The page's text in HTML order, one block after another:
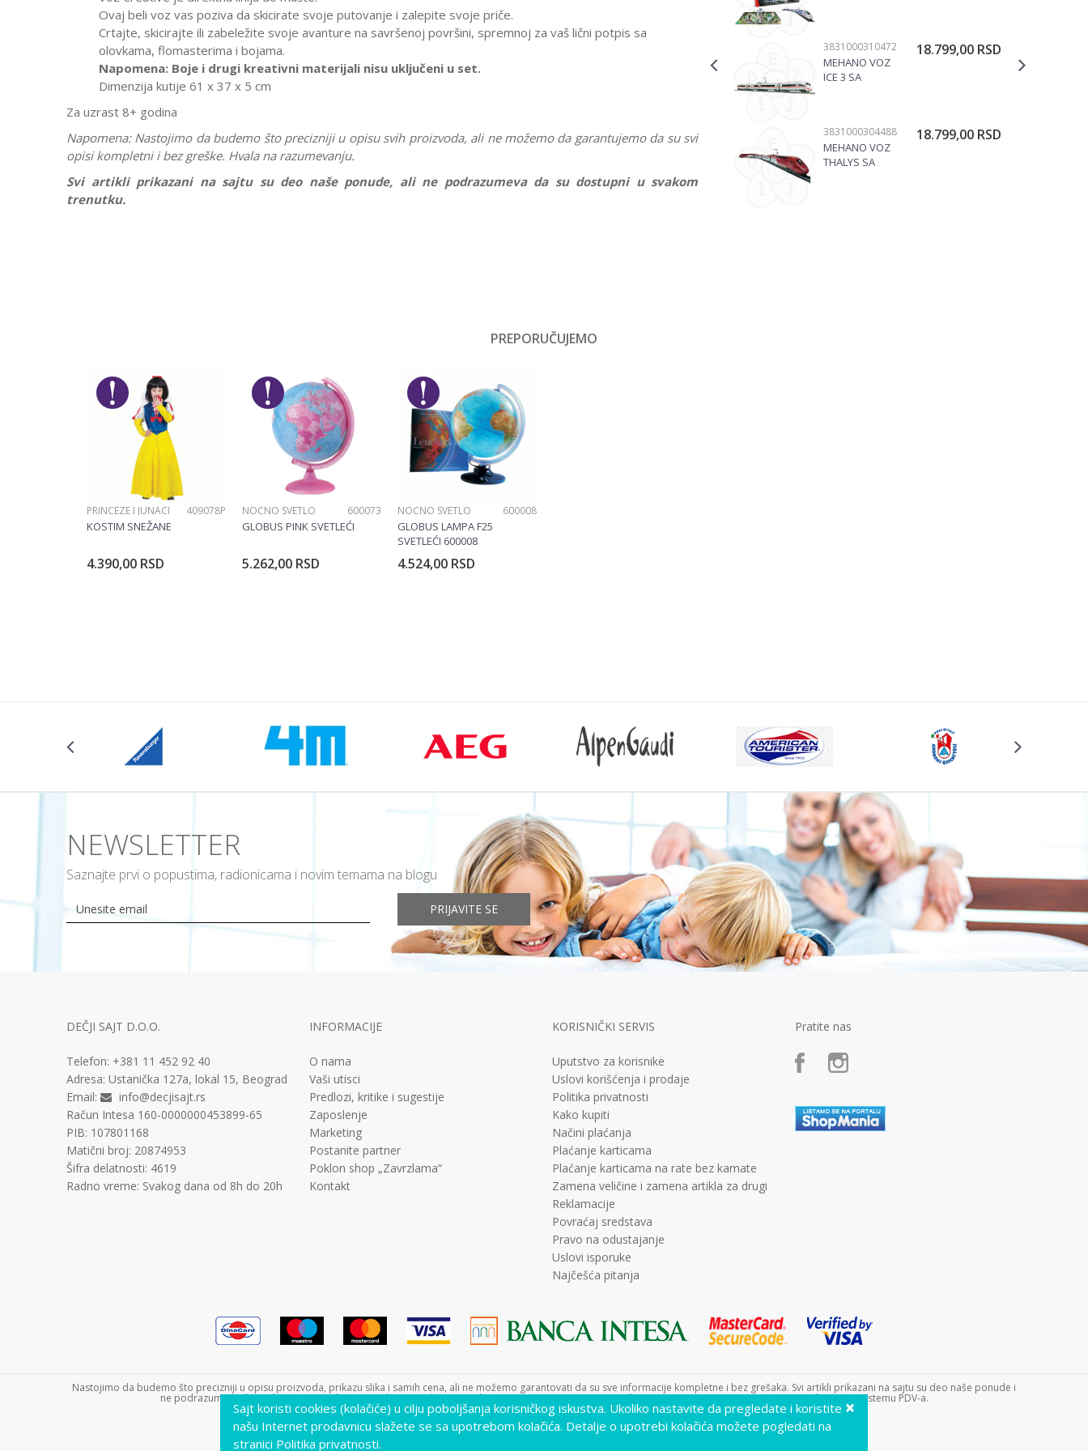
Ovaj beli voz vas poziva da skicirate svoje putovanje i zalepite svoje priče.
Crtajte, skicirajte ili zabeležite svoje avanture na savršenoj površini, spremnoj za vaš lični potpis sa
olovkama, flomasterima i bojama.
Napomena: Boje i drugi kreativni materijali nisu uključeni u set.
Dimenzija kutije 61 x 37 x 5 cm
Za uzrast 8+ godina
Napomena: Nastojimo da budemo što precizniji u opisu svih proizvoda, ali ne možemo da garantujemo da su svi
opisi kompletni i bez greške. Hvala na razumevanju.
Svi artikli prikazani na sajtu su deo naše ponude, ali ne podrazumeva da su dostupni u svakom
trenutku.
Brend
Mehano
Poruka
POŠALJI
MEHANO VOZ
T113
VOZOVI
3831000310472
MEHANO VOZ
ICE 3 SA
18.799,00 RSD
VOZOVI
3831000304488
MEHANO VOZ
THALYS SA
18.799,00 RSD
PREPORUČUJEMO
PRINCEZE I JUNACI 409078P
KOSTIM SNEŽANE
4.390,00 RSD
NOĆNO SVETLO 600073
GLOBUS PINK SVETLEĆI
5.262,00 RSD
NOĆNO SVETLO 600008
GLOBUS LAMPA F25
SVETLEĆI 600008
4.524,00 RSD
NEWSLETTER
Saznajte prvi o popustima, radionicama i novim temama na blogu
PRIJAVITE SE
DEČJI SAJT D.O.O.
Telefon: +381 11 452 92 40
Adresa: Ustanička 127a, lokal 15, Beograd
Email:
info@decjisajt.rs
Račun Intesa 160-0000000453899-65
PIB: 107801168
Matični broj: 20874953
Šifra delatnosti: 4619
Radno vreme: Svakog dana od 8h do 20h
INFORMACIJE
O nama
Vaši utisci
Predlozi, kritike i sugestije
Zaposlenje
Marketing
Postanite partner
Poklon shop „Zavrzlama“
Kontakt
KORISNIČKI SERVIS
Uputstvo za korisnike
Uslovi korišćenja i prodaje
Politika privatnosti
Kako kupiti
Načini plaćanja
Plaćanje karticama
Plaćanje karticama na rate bez kamate
Zamena veličine i zamena artikla za drugi
Reklamacije
Povraćaj sredstava
Pravo na odustajanje
Uslovi isporuke
Najčešća pitanja
Pratite nas
Nastojimo da budemo što precizniji u opisu proizvoda, prikazu slika i samih cena, ali ne možemo garantovati da su sve informacije kompletne i bez grešaka. Svi artikli prikazani na sajtu su deo naše ponude i
ne podrazumeva da su dostupni u svakom trenutku. Raspoloživost robe možete proveriti pozivom Call Centra na +381 11 452 9240. Dečji sajt doo nije u sistemu PDV-a.
©2026www.decjisajt.rs, IzradaNB SOFT. Sva prava zadržana.
×
Sajt koristi cookies (kolačiće) u cilju poboljšanja korisničkog iskustva. Ukoliko nastavite da pregledate i koristite
našu Internet prodavnicu slažete se sa upotrebom kolačića. Detalje o upotrebi kolačića možete pogledati na
stranici Politika privatnosti.